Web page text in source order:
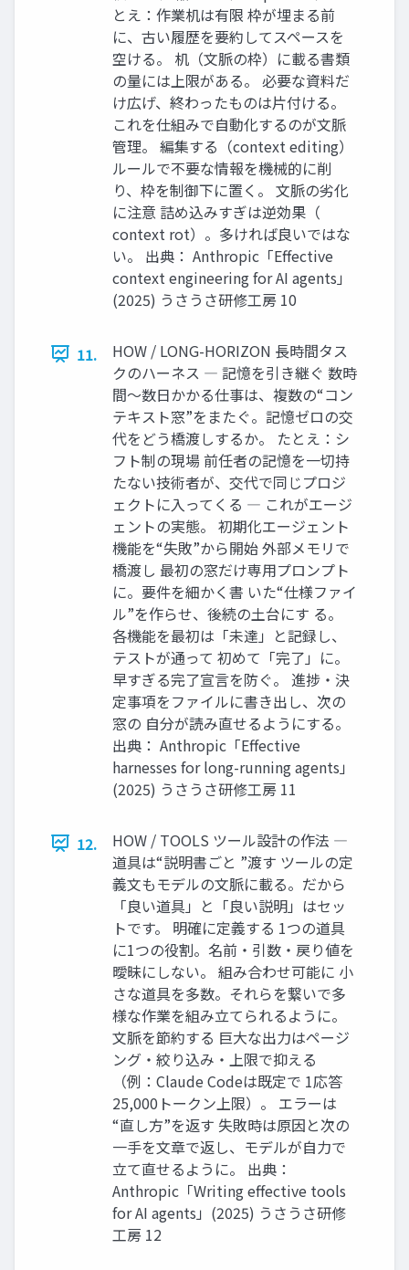
とえ：作業机は有限 枠が埋まる前
に、古い履歴を要約してスペースを
空ける。 机（文脈の枠）に載る書類
の量には上限がある。 必要な資料だ
け広げ、終わったものは片付ける。
これを仕組みで自動化するのが文脈
管理。 編集する（context editing）
ルールで不要な情報を機械的に削
り、枠を制御下に置く。 文脈の劣化
に注意 詰め込みすぎは逆効果（
context rot）。多ければ良いではな
い。 出典： Anthropic「Eﬀective
context engineering for AI agents」
(2025) うさうさ研修工房 10
11.
HOW / LONG-HORIZON 長時間タス
クのハーネス ― 記憶を引き継ぐ 数時
間〜数日かかる仕事は、複数の“コン
テキスト窓”をまたぐ。記憶ゼロの交
代をどう橋渡しするか。 たとえ：シ
フト制の現場 前任者の記憶を一切持
たない技術者が、交代で同じプロジ
ェクトに入ってくる ― これがエージ
ェントの実態。 初期化エージェント
機能を“失敗”から開始 外部メモリで
橋渡し 最初の窓だけ専用プロンプト
に。要件を細かく書 いた“仕様ファイ
ル”を作らせ、後続の土台にす る。
各機能を最初は「未達」と記録し、
テストが通って 初めて「完了」に。
早すぎる完了宣言を防ぐ。 進捗・決
定事項をファイルに書き出し、次の
窓の 自分が読み直せるようにする。
出典： Anthropic「Eﬀective
harnesses for long-running agents」
(2025) うさうさ研修工房 11
12.
HOW / TOOLS ツール設計の作法 ―
道具は“説明書ごと ”渡す ツールの定
義文もモデルの文脈に載る。だから
「良い道具」と「良い説明」はセッ
トです。 明確に定義する 1つの道具
に1つの役割。名前・引数・戻り値を
曖昧にしない。 組み合わせ可能に 小
さな道具を多数。それらを繋いで多
様な作業を組み立てられるように。
文脈を節約する 巨大な出力はページ
ング・絞り込み・上限で抑える
（例：Claude Codeは既定で 1応答
25,000トークン上限）。 エラーは
“直し方”を返す 失敗時は原因と次の
一手を文章で返し、モデルが自力で
立て直せるように。 出典：
Anthropic「Writing eﬀective tools
for AI agents」(2025) うさうさ研修
工房 12